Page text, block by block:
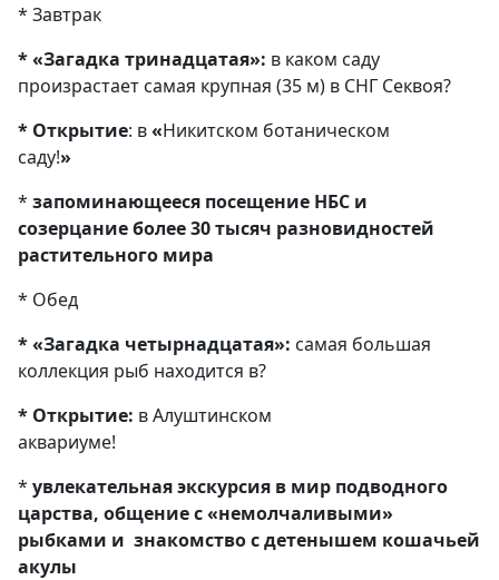
* Завтрак
* «Загадка тринадцатая»: в каком саду
произрастает самая крупная (35 м) в СНГ Секвоя?
* Открытие: в«Никитском ботаническом
саду!»
* запоминающееся посещение НБС и
созерцание более 30 тысяч разновидностей
растительного мира
* Обед
* «Загадка четырнадцатая»: самая большая
коллекция рыб находится в?
* Открытие: в Алуштинском
* увлекательная экскурсия в мир подводного
царства, общение с «немолчаливыми»
рыбками и знакомство с детенышем кошачьей
акулы